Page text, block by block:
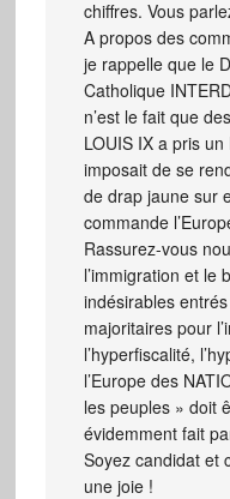
chiffres. Vous
A propos des
je rappelle que le
Catholique
n’est le fait que
LOUIS IX a pris
imposait de se
de drap jaune sur
commande
Rassurez-vous
l’immigration et le
indésirables
majoritaires pour
l’hyperfiscalité,
l’Europe des
les peuples » doit
évidemment fait
Soyez candidat et
une joie !